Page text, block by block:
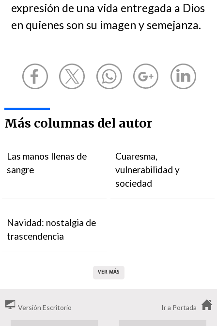
expresión de una vida entregada a Dios
en quienes son su imagen y semejanza.
Más columnas del autor
Las manos llenas de
sangre
Cuaresma,
vulnerabilidad y
sociedad
Navidad: nostalgia de
trascendencia
VER MÁS
Versión Escritorio Ir a Portada